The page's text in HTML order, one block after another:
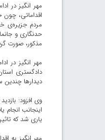
مهر انگیز در
مذکور، صورت
مهر انگیز در
دیدار‌ها
اینجانب انجام
یاری شد که